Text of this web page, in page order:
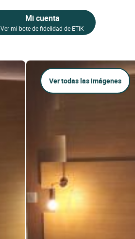
Mi cuenta
Ver mi bote de fidelidad de ETIK
Ver todas las imágenes